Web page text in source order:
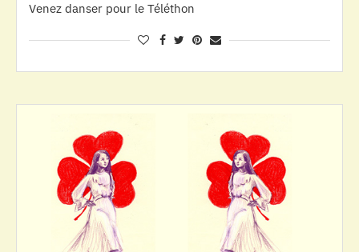
Venez danser pour le Téléthon